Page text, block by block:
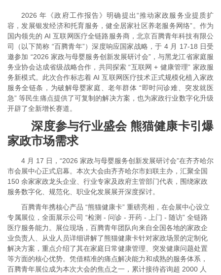
2026 年《政府工作报告》明确提出“推动家政服务业提质扩
容，发展银发经济和托育服务，健全居家社区养老服务网络”。作为
国内领先的 AI 互联网医疗全链路服务商，北京百腾青年科技有限公
司（以下简称 “百腾青年”）深度响应国家战略，于 4 月 17-18 日受
邀参加 “2026 家政与母婴服务创新发展研讨会”，与黑龙江省家庭服
务业协会达成省级战略合作，共同探索 “互联网 + 健康管理” 家政服
务新模式。此次合作标志着 AI 互联网医疗技术正式规模化植入家政
服务全链条，为破解母婴家庭、老年群体 “即时问诊难、突发就医
急” 等民生痛点提供了可复制的解决方案，也为家政行业数字化升级
开辟了全新增长赛道。
深度参与行业盛会 熊猫健康卡引爆
家政市场需求
4 月 17 日，“2026 家政与母婴服务创新发展研讨会”在齐齐哈尔
市会展中心正式启幕。本次大会由齐齐哈尔市妇联主办，汇聚全国
150 余家家政龙头企业、行业专家及政府主管部门代表，围绕家政
服务数字化、规范化、职业化发展展开深度探讨。
百腾青年携核心产品 “熊猫健康卡” 重磅亮相，在会展中心设立
专属展位，全面展示公司 “检测 - 问诊 - 开药 - 上门 - 随访” 全链路
医疗服务能力。展位现场，百腾青年团队向来自全国各地的家政企
业负责人、从业人员详细讲解了熊猫健康卡针对家政场景的定制化
解决方案，重点介绍了其在家庭日常健康管理、突发健康问题处置
等方面的核心优势。凭借精准的痛点解决能力和成熟的服务体系，
百腾青年展位成为本次大会的焦点之一，累计接待咨询超 2000 人